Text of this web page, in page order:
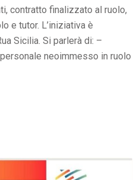
contratto finalizzato al ruolo,
e tutor. L’iniziativa è
Sicilia. Si parlerà di: –
neoimmesso in ruolo